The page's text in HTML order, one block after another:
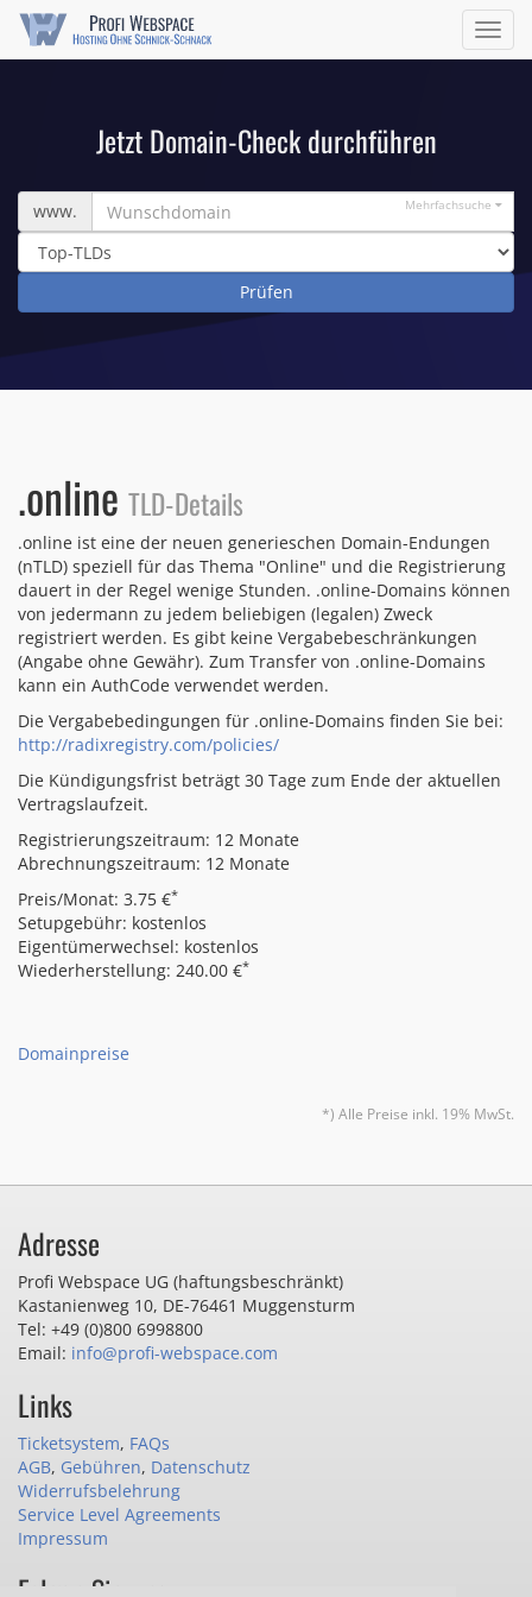
ein/
Jetzt Domain-Check durchführen
Wunschdomain
www. Mehrfachsuche
.online TLD-Details
.online ist eine der neuen generieschen Domain-Endungen
(nTLD) speziell für das Thema "Online" und die Registrierung
dauert in der Regel wenige Stunden. .online-Domains können
von jedermann zu jedem beliebigen (legalen) Zweck
registriert werden. Es gibt keine Vergabebeschränkungen
(Angabe ohne Gewähr). Zum Transfer von .online-Domains
kann ein AuthCode verwendet werden.
Die Vergabebedingungen für .online-Domains finden Sie bei:
http://radixregistry.com/policies/
Die Kündigungsfrist beträgt 30 Tage zum Ende der aktuellen
Vertragslaufzeit.
Registrierungszeitraum: 12 Monate
Abrechnungszeitraum: 12 Monate
Preis/Monat: 3.75 €*
Setupgebühr: kostenlos
Eigentümerwechsel: kostenlos
Wiederherstellung: 240.00 €*
Domainpreise
*) Alle Preise inkl. 19% MwSt.
Adresse
Profi Webspace UG (haftungsbeschränkt)
Kastanienweg 10, DE-76461 Muggensturm
Tel: +49 (0)800 6998800
Email: info@profi-webspace.com
Links
Ticketsystem, FAQs
AGB, Gebühren, Datenschutz
Widerrufsbelehrung
Service Level Agreements
Impressum